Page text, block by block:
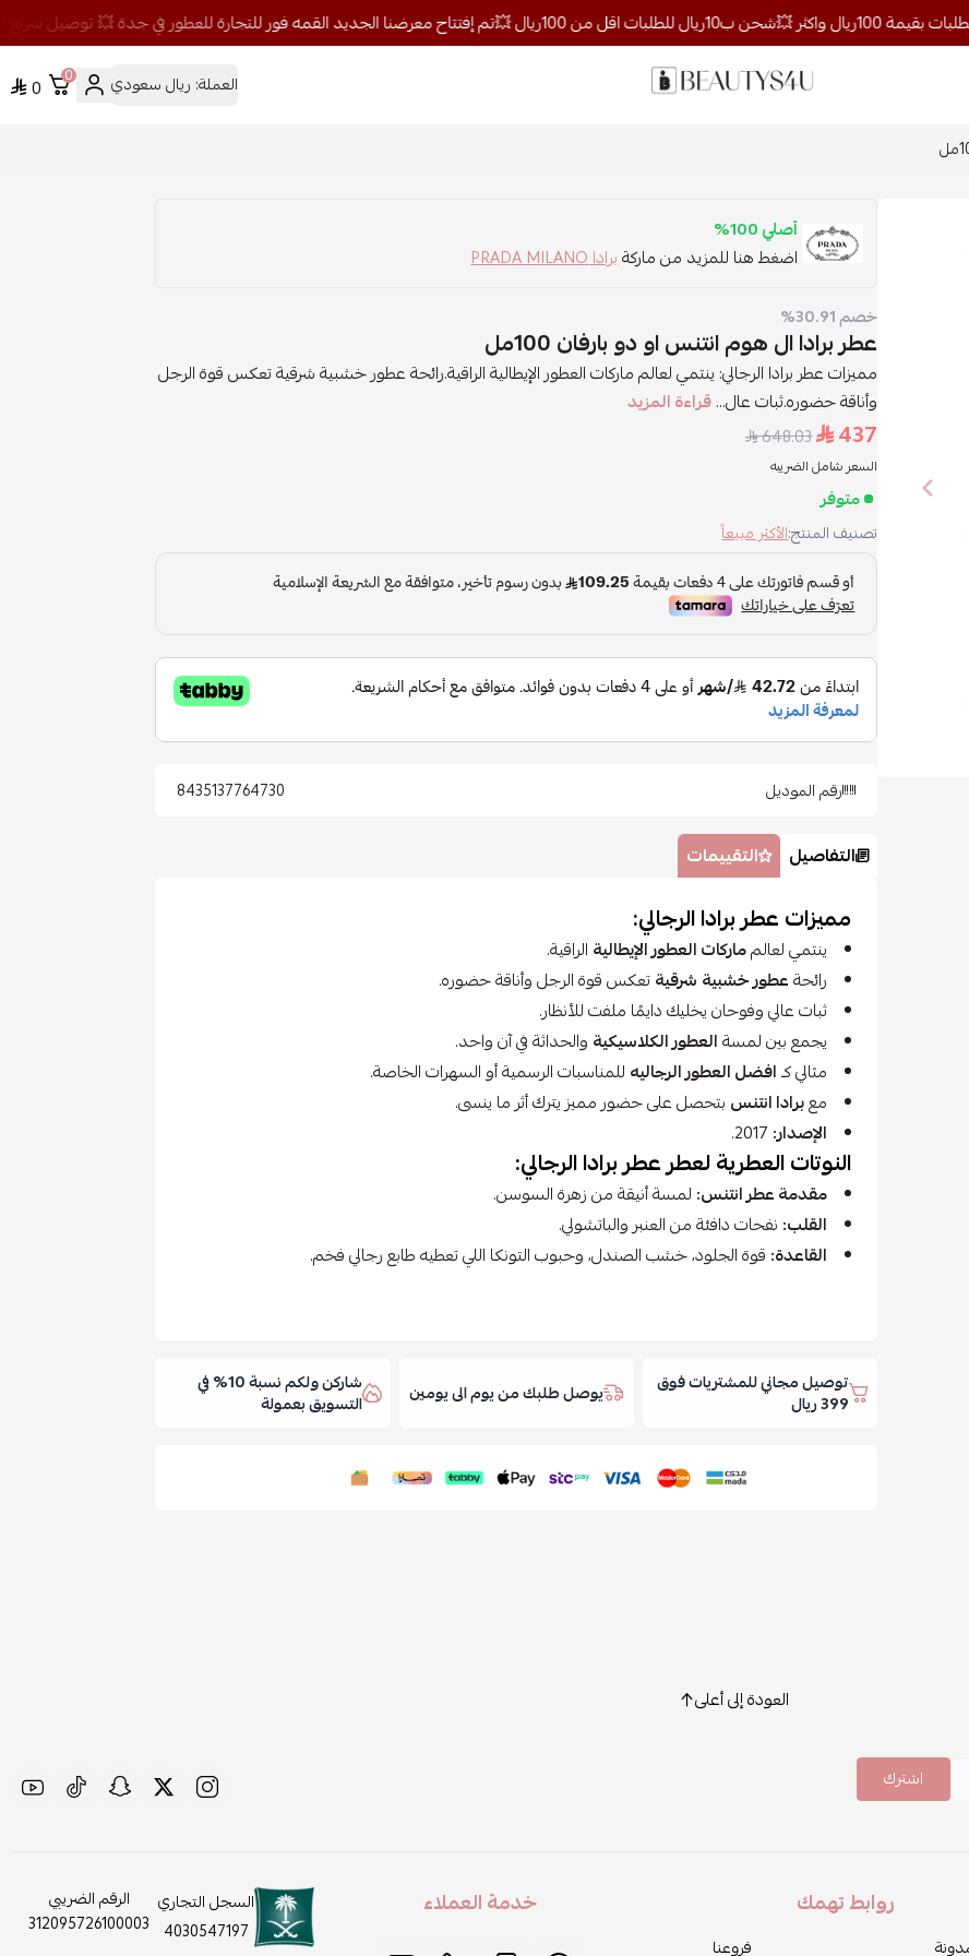
روائح الجمال العملة: ريال سعودي 0
0
أصلي 100%
اضغط هنا للمزيد من ماركةبرادا PRADA MILANO
خصم 30.91%
عطر برادا ال هوم انتنس او دو بارفان 100مل
مميزات عطر برادا الرجالي: ينتمي لعالم ماركات العطور الإيطالية الراقية.رائحة عطور خشبية شرقية تعكس قوة الرجل
وأناقة حضوره.ثبات عال...قراءة المزيد
437
648.03
السعر شامل الضريبه
متوفر
تصنيف المنتج:الأكثر مبيعاً
رقم الموديل 8435137764730
التفاصيل التقييمات
مميزات عطر برادا الرجالي:
ينتمي لعالمماركات العطور الإيطالية الراقية.
رائحةعطور خشبية شرقيةتعكس قوة الرجل وأناقة حضوره.
ثبات عالي وفوحان يخليك دايمًا ملفت للأنظار.
يجمع بين لمسةالعطور الكلاسيكية والحداثة في آن واحد.
مثالي كـافضل العطور الرجاليه للمناسبات الرسمية أو السهرات الخاصة.
معبرادا انتنس بتحصل على حضور مميز يترك أثر ما ينسى.
الإصدار:
النوتات العطرية لعطر عطر برادا الرجالي:
مقدمة عطر انتنس: لمسة أنيقة من زهرة السوسن.
القلب: نفحات دافئة من العنبر والباتشولي.
القاعدة: قوة الجلود، خشب الصندل، وحبوب التونكا اللي تعطيه طابع رجالي فخم.
توصيل مجاني للمشتريات فوق
399 ريال يوصل طلبك من يوم الى يومين شاركن ولكم نسبة 10% في
التسويق بعمولة
العودة إلى أعلى
اشترك
روابط تهمك
فروعنا
خدمة العملاء
السجل التجاري
4030547197
الرقم الضريبي
312095726100003